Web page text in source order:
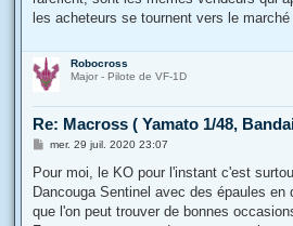
les acheteurs se tournent vers le marché
Robocross
Major - Pilote de VF-1D
Re: Macross ( Yamato 1/48,
M
s
a
g
mer. 29 juil. 2020 23:07
Pour moi, le KO pour l'instant c'est
Dancouga Sentinel avec des épaules
que l'on peut trouver de bonnes